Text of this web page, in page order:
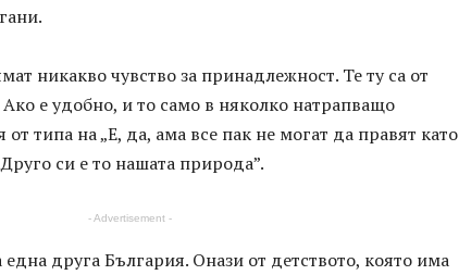
никакво чувство за принадлежност. Те ту са от
е удобно, и то само в няколко натрапващо
типа на „Е, да, ама все пак не могат да правят като
си е то нашата природа”.
- Advertisement -
една друга България. Онази от детството, която има